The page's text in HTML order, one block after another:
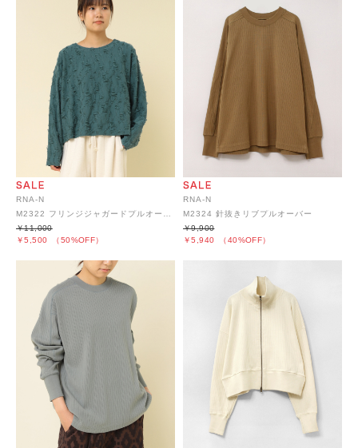
RNA-N
M2322 フリンジジャガードプルオーバー
￥5,500 （50%OFF）
￥11,000
RNA-N
M2324 針抜きリブプルオーバー
￥5,940 （40%OFF）
￥9,900